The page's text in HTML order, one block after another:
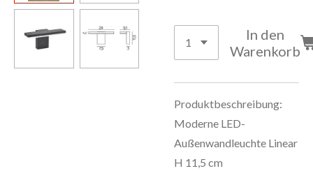
In den
Warenkorb
Produktbeschreibung:
Moderne LED-
Außenwandleuchte Linear
H 11,5 cm